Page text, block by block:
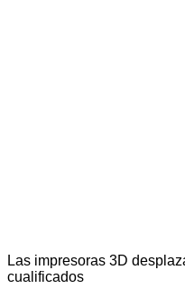
Las impresoras 3D
cualificados